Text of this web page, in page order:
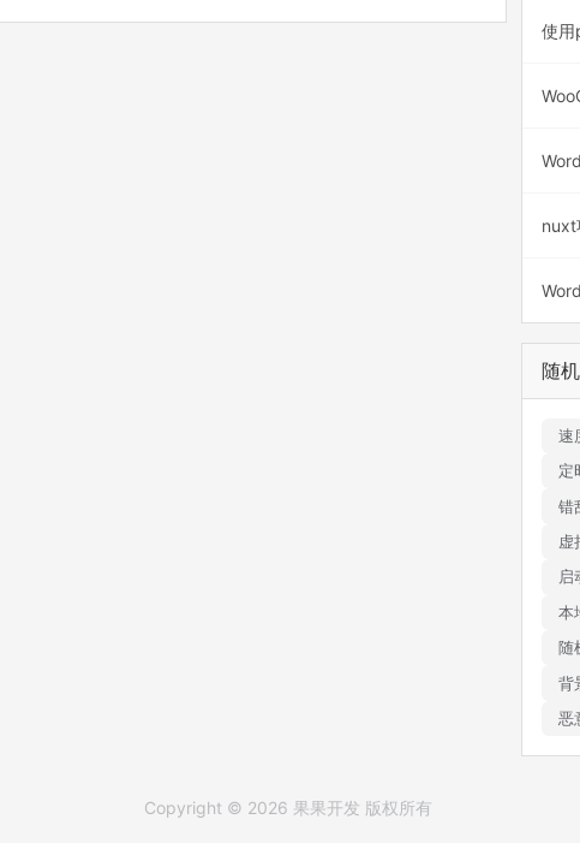
使
nuxt
随
速
定
错
虚
启
本
随
背
恶
Copyright © 2026 果果开发 版权所有